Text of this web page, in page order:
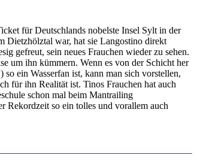
für Deutschlands nobelste Insel Sylt in der
Dietzhölztal war, hat sie Langostino direkt
gefreut, sein neues Frauchen wieder zu sehen.
um ihn kümmern. Wenn es von der Schicht her
ein Wasserfan ist, kann man sich vorstellen,
für ihn Realität ist. Tinos Frauchen hat auch
schon mal beim Mantrailing
Rekordzeit so ein tolles und vorallem auch